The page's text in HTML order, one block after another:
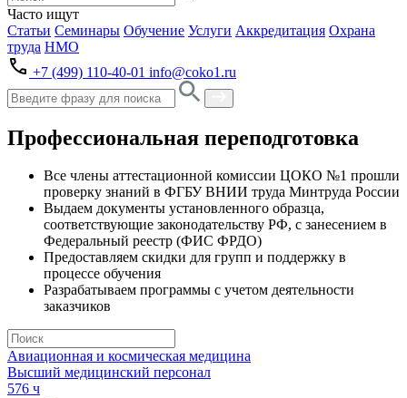
Часто ищут
Статьи Семинары Обучение Услуги Аккредитация Охрана
труда НМО
+7 (499) 110-40-01 info@coko1.ru
Профессиональная переподготовка
Все члены аттестационной комиссии ЦОКО №1 прошли
проверку знаний в ФГБУ ВНИИ труда Минтруда России
Выдаем документы установленного образца,
соответствующие законодательству РФ, с занесением в
Федеральный реестр (ФИС ФРДО)
Предоставляем скидки для групп и поддержку в
процессе обучения
Разрабатываем программы с учетом деятельности
заказчиков
Авиационная и космическая медицина
Высший медицинский персонал
576 ч